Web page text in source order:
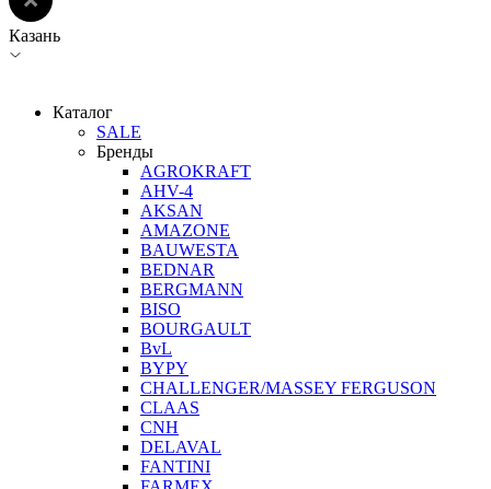
Казань
Каталог
SALE
Бренды
AGROKRAFT
AHV-4
AKSAN
AMAZONE
BAUWESTA
BEDNAR
BERGMANN
BISO
BOURGAULT
BvL
BYPY
CHALLENGER/MASSEY FERGUSON
CLAAS
CNH
DELAVAL
FANTINI